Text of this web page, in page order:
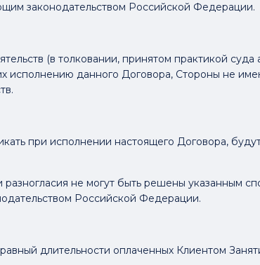
законодательством Российской Федерации.
(в толковании, принятом практикой
исполнению данного Договора, Стороны не
при исполнении настоящего Договора,
разногласия не могут быть решены указанным
Российской Федерации.
длительности оплаченных Клиентом